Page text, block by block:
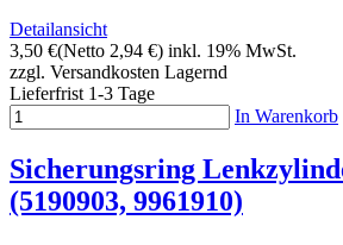
Detailansicht
3,50 €(Netto 2,94 €) inkl. 19% MwSt.
zzgl. Versandkosten Lagernd
Lieferfrist 1-3 Tage
In Warenkorb
Sicherungsring
(5190903, 9961910)